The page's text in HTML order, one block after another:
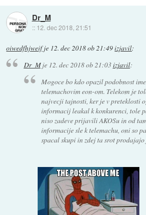
Dr_M
:: 12. dec 2018, 21:51
oiwedfhjweifje 12. dec 2018 ob 21:49izjavil:
Dr_Mje 12. dec 2018 ob 21:03izjavil:
Mogoce bo kdo opazil podobnost
telemachovim eon-om. Telekom je
najvecji tajnosti, ker je v preteklosti
informacij leakal k konkurenci, tole
niso zadeve prijavili AKOSu in od
informacije sle k telemachu, oni so
spacal skupi in zdej ta srot